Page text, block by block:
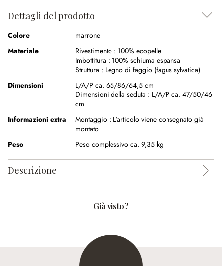
Dettagli del prodotto
Colore
marrone
Materiale
Rivestimento : 100% ecopelle
Imbottitura : 100% schiuma espansa
Struttura : Legno di faggio (fagus sylvatica)
Dimensioni
L/A/P ca. 66/86/64,5 cm
Dimensioni della seduta : L/A/P ca. 47/50/46
cm
Informazioni extra
Montaggio : L'articolo viene consegnato già
montato
Peso
Peso complessivo ca. 9,35 kg
Descrizione
Già visto?